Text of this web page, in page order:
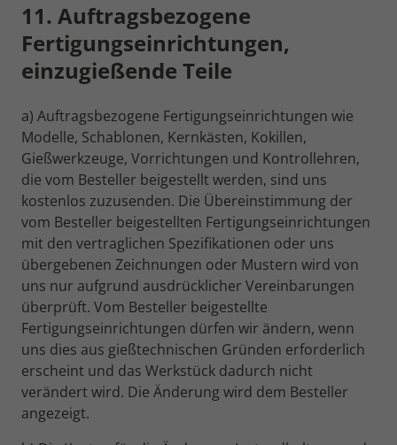
11. Auftragsbezogene
Fertigungseinrichtungen,
einzugießende Teile
a) Auftragsbezogene Fertigungseinrichtungen wie
Modelle, Schablonen, Kernkästen, Kokillen,
Gießwerkzeuge, Vorrichtungen und Kontrollehren,
die vom Besteller beigestellt werden, sind uns
kostenlos zuzusenden. Die Übereinstimmung der
vom Besteller beigestellten Fertigungseinrichtungen
mit den vertraglichen Spezifikationen oder uns
übergebenen Zeichnungen oder Mustern wird von
uns nur aufgrund ausdrücklicher Vereinbarungen
überprüft. Vom Besteller beigestellte
Fertigungseinrichtungen dürfen wir ändern, wenn
uns dies aus gießtechnischen Gründen erforderlich
erscheint und das Werkstück dadurch nicht
verändert wird. Die Änderung wird dem Besteller
angezeigt.